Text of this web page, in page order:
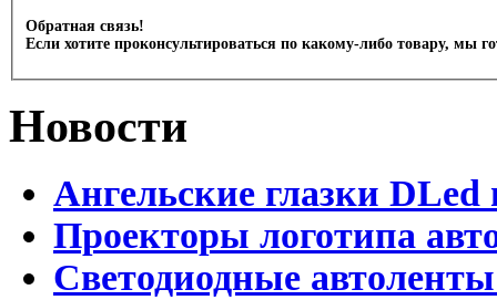
Обратная связь!
Если хотите проконсультироваться по какому-либо товару, мы
Новости
Ангельские глазки DLed
Проекторы логотипа
Светодиодные